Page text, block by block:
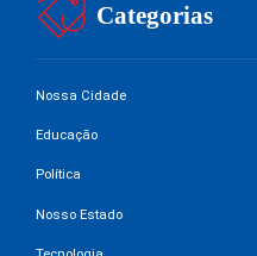
Categorias
Nossa Cidade
Educação
Política
Nosso Estado